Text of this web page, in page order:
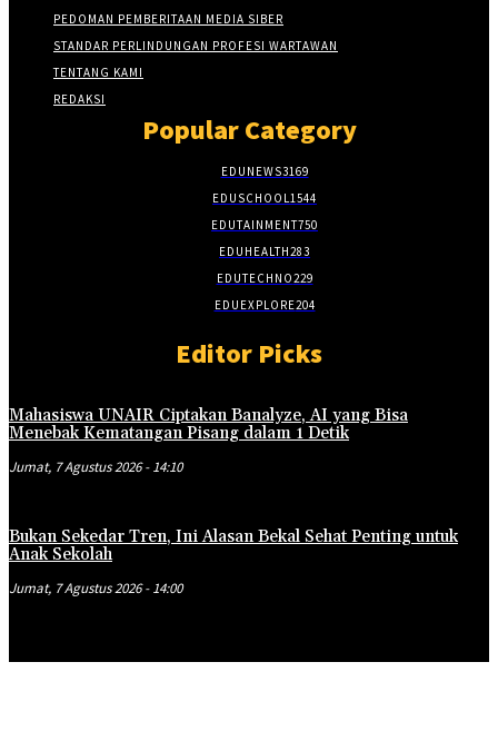
PEDOMAN PEMBERITAAN MEDIA SIBER
STANDAR PERLINDUNGAN PROFESI WARTAWAN
TENTANG KAMI
REDAKSI
Popular Category
EDUNEWS3169
EDUSCHOOL1544
EDUTAINMENT750
EDUHEALTH283
EDUTECHNO229
EDUEXPLORE204
Editor Picks
Mahasiswa UNAIR Ciptakan Banalyze, AI yang Bisa
Menebak Kematangan Pisang dalam 1 Detik
Jumat, 7 Agustus 2026 - 14:10
Bukan Sekedar Tren, Ini Alasan Bekal Sehat Penting untuk
Anak Sekolah
Jumat, 7 Agustus 2026 - 14:00